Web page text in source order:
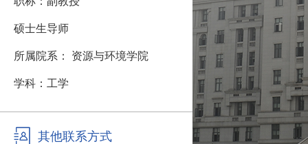
硕士生导师
所属院系： 资源与环境学院
学科：工学
其他联系方式